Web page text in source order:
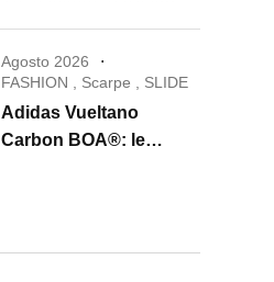
conquista il 2026
Agosto 2026
FASHION
Scarpe SLIDE
Adidas Vueltano
Carbon BOA®: le
precisione